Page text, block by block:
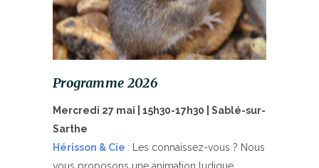
Programme 2026
Mercredi 27 mai | 15h30-17h30 | Sablé-sur-
Sarthe
Hérisson & Cie : Les connaissez-vous ? Nous